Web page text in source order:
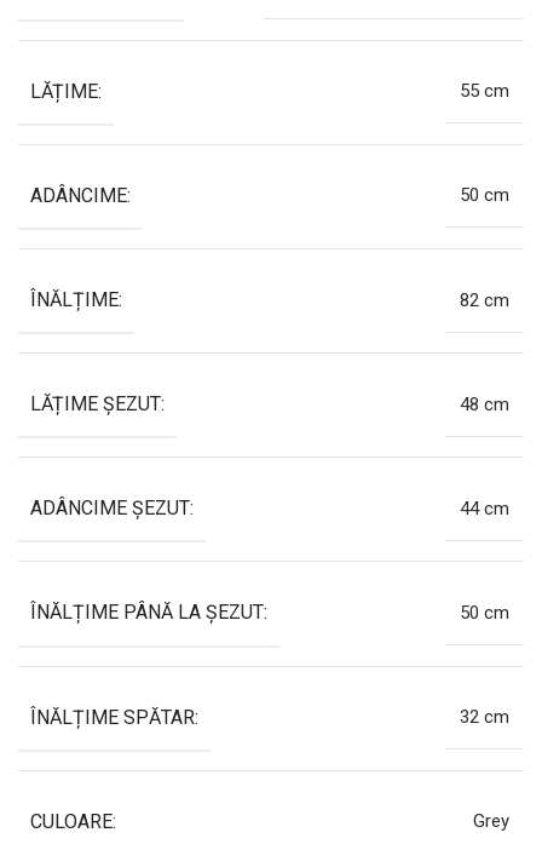
LĂȚIME: 55 cm
ADÂNCIME: 50 cm
ÎNĂLȚIME: 82 cm
LĂȚIME ȘEZUT: 48 cm
ADÂNCIME ȘEZUT: 44 cm
ÎNĂLȚIME PÂNĂ LA ȘEZUT: 50 cm
ÎNĂLȚIME SPĂTAR: 32 cm
CULOARE: Grey